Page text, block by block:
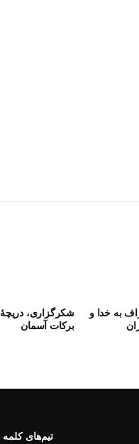
به خدا و
شکرگزاری، دریچۀ
برکات آسمان
تیم‌های کلمه